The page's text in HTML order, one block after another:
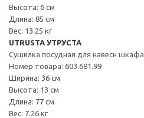
Высота: 6 см
Длина: 85 см
Вес: 13.25 кг
UTRUSTA УТРУСТА
Сушилка посудная для навесн шкафа
Номер товара: 603.681.99
Ширина: 36 см
Высота: 13 см
Длина: 77 см
Вес: 7.26 кг